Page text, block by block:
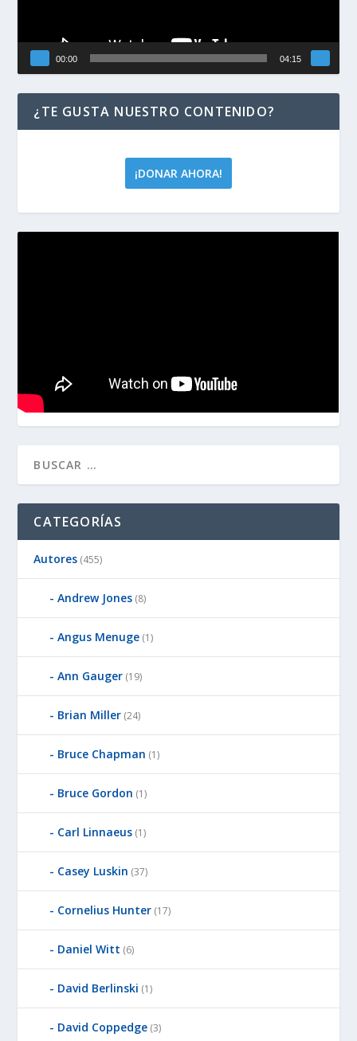
00:00 04:15
¿TE GUSTA NUESTRO CONTENIDO?
¡DONAR AHORA!
CATEGORÍAS
Autores (455)
Andrew Jones (8)
Angus Menuge (1)
Ann Gauger (19)
Brian Miller (24)
Bruce Chapman (1)
Bruce Gordon (1)
Carl Linnaeus (1)
Casey Luskin (37)
Cornelius Hunter (17)
Daniel Witt (6)
David Berlinski (1)
David Coppedge (3)